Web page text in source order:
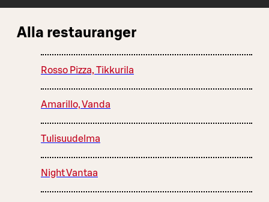
Alla restauranger
Rosso Pizza, Tikkurila
Amarillo, Vanda
Tulisuudelma
Night Vantaa